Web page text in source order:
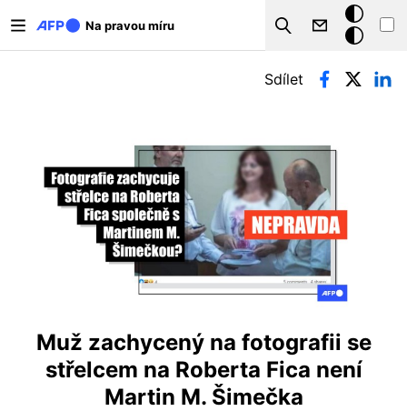
Na pravou míru
Search
Tmavý
režim
Hlavní záložky
Sdílet
Muž zachycený na fotografii se
střelcem na Roberta Fica není
Martin M. Šimečka